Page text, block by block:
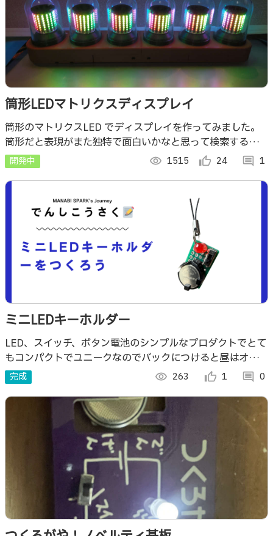
筒形LEDマトリクスディスプレイ
筒形のマトリクスLED でディスプレイを作ってみました。
筒形だと表現がまた独特で面白いかなと思って検索すると、
あまりやっている人いなかったので作ってみました。
開発中 visibility 1515 thumb_up_alt 24 comment 1
ミニLEDキーホルダー
LED、スイッチ、ボタン電池のシンプルなプロダクトでとて
もコンパクトでユニークなのでバックにつけると昼はオシャ
レ、夜は光らせれば子どもの出歩きなども安心(ただし雨に
弱い🥲）
完成 visibility 263 thumb_up_alt 1 comment 0